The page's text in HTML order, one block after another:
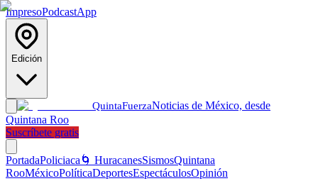
ImpresoPodcastApp
Edición
QuintaFuerzaNoticias de México, desde
Quintana Roo
Suscríbete gratis
PortadaPoliciaca 🌀 HuracanesSismosQuintana
RooMéxicoPolíticaDeportesEspectáculosOpinión